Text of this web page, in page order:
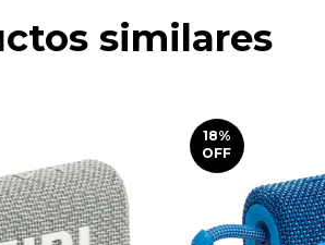
similares
18%
OFF